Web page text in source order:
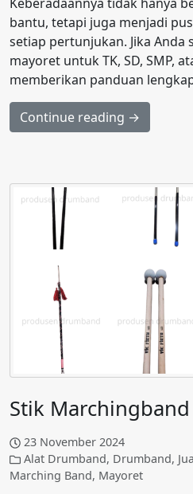
Keberadaannya tidak hanya
bantu, tetapi juga menjadi
setiap pertunjukan. Jika
mayoret untuk TK, SD, SMP,
memberikan panduan
Continue reading →
Stik
23 November 2024
Alat Drumband, Drumband,
Marching Band, Mayoret